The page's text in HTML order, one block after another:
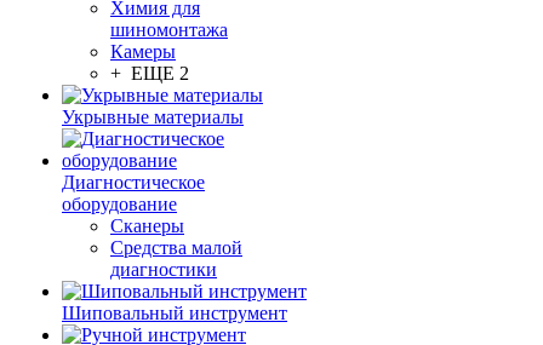
Химия для
шиномонтажа
Камеры
+ ЕЩЕ 2
Укрывные материалы
Диагностическое
оборудование
Сканеры
Средства малой
диагностики
Шиповальный инструмент